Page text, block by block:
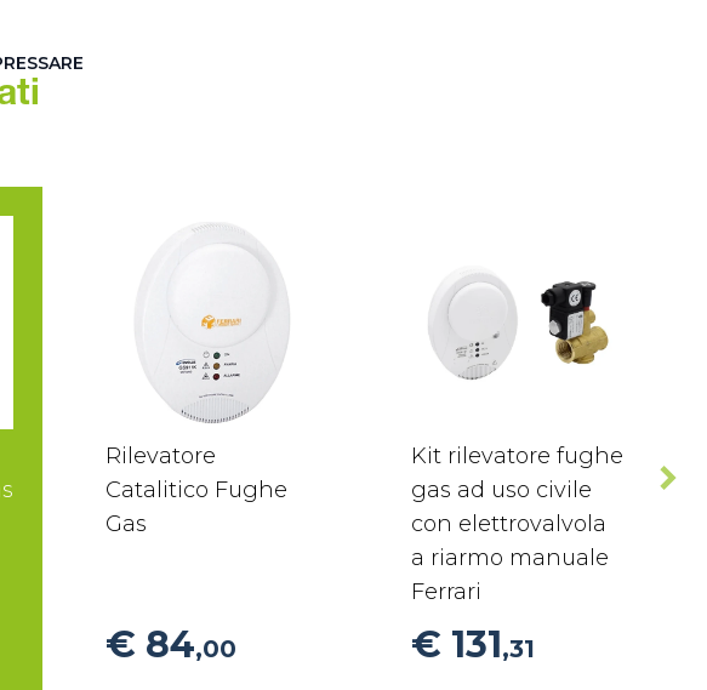
Rilevatore
Catalitico Fughe
Gas
€ 84,00
Kit rilevatore fughe
gas ad uso civile
con elettrovalvola
a riarmo manuale
Ferrari
€ 131,31